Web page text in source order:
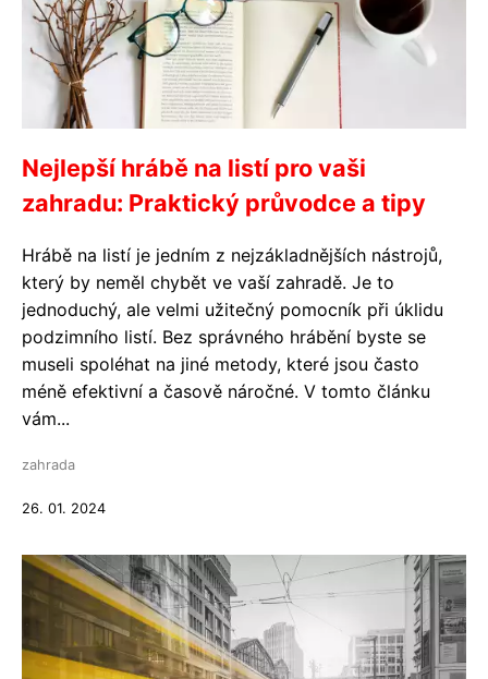
Nejlepší hrábě na listí pro vaši
zahradu: Praktický průvodce a tipy
Hrábě na listí je jedním z nejzákladnějších nástrojů,
který by neměl chybět ve vaší zahradě. Je to
jednoduchý, ale velmi užitečný pomocník při úklidu
podzimního listí. Bez správného hrábění byste se
museli spoléhat na jiné metody, které jsou často
méně efektivní a časově náročné. V tomto článku
vám...
zahrada
26. 01. 2024